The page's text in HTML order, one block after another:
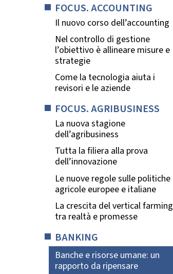
FOCUS. ACCOUNTING
Il nuovo corso dell’accounting
Nel controllo di gestione
l’obiettivo è allineare misure e
strategie
Come la tecnologia aiuta i
revisori e le aziende
FOCUS. AGRIBUSINESS
La nuova stagione
dell’agribusiness
Tutta la filiera alla prova
dell’innovazione
Le nuove regole sulle politiche
agricole europee e italiane
La crescita del vertical farming
tra realtà e promesse
BANKING
Banche e risorse umane: un
rapporto da ripensare